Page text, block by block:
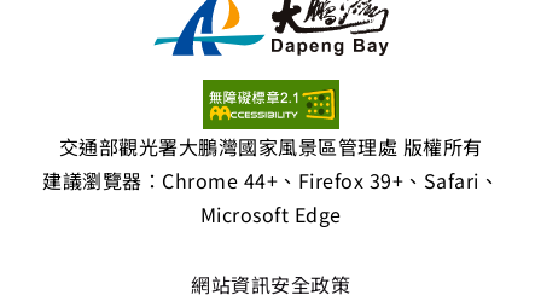
交通部觀光署大鵬灣國家風景區管理處 版權所有
建議瀏覽器：Chrome 44+、Firefox 39+、Safari、
Microsoft Edge
網站資訊安全政策